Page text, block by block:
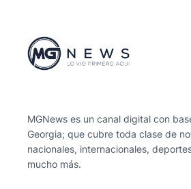
MGNews es un canal digital con
Georgia; que cubre toda clase de
nacionales, internacionales,
mucho más.